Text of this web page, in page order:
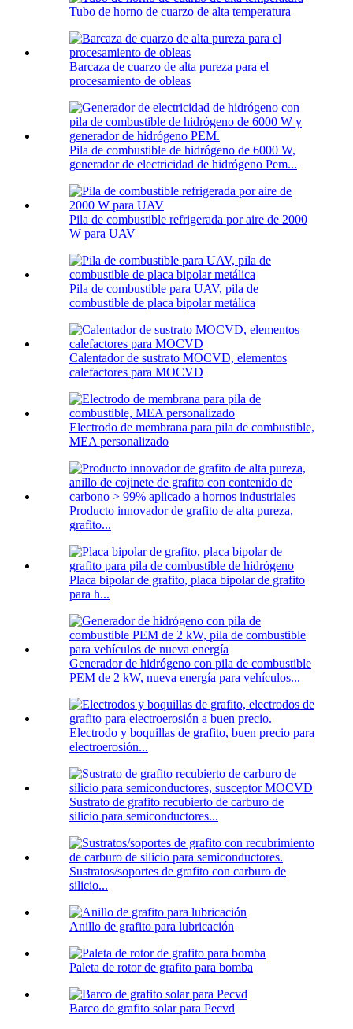
Tubo de horno de cuarzo de alta temperatura
Barcaza de cuarzo de alta pureza para el
procesamiento de obleas
Pila de combustible de hidrógeno de 6000 W,
generador de electricidad de hidrógeno Pem...
Pila de combustible refrigerada por aire de 2000
W para UAV
Pila de combustible para UAV, pila de
combustible de placa bipolar metálica
Calentador de sustrato MOCVD, elementos
calefactores para MOCVD
Electrodo de membrana para pila de combustible,
MEA personalizado
Producto innovador de grafito de alta pureza,
grafito...
Placa bipolar de grafito, placa bipolar de grafito
para h...
Generador de hidrógeno con pila de combustible
PEM de 2 kW, nueva energía para vehículos...
Electrodo y boquillas de grafito, buen precio para
electroerosión...
Sustrato de grafito recubierto de carburo de
silicio para semiconductores...
Sustratos/soportes de grafito con carburo de
silicio...
Anillo de grafito para lubricación
Paleta de rotor de grafito para bomba
Barco de grafito solar para Pecvd